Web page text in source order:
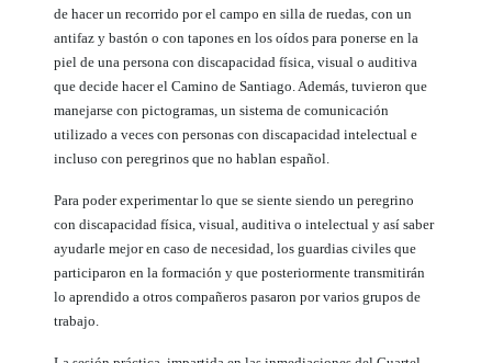
de hacer un recorrido por el campo en silla de ruedas, con un
antifaz y bastón o con tapones en los oídos para ponerse en la
piel de una persona con discapacidad física, visual o auditiva
que decide hacer el Camino de Santiago. Además, tuvieron que
manejarse con pictogramas, un sistema de comunicación
utilizado a veces con personas con discapacidad intelectual e
incluso con peregrinos que no hablan español.
Para poder experimentar lo que se siente siendo un peregrino
con discapacidad física, visual, auditiva o intelectual y así saber
ayudarle mejor en caso de necesidad, los guardias civiles que
participaron en la formación y que posteriormente transmitirán
lo aprendido a otros compañeros pasaron por varios grupos de
trabajo.